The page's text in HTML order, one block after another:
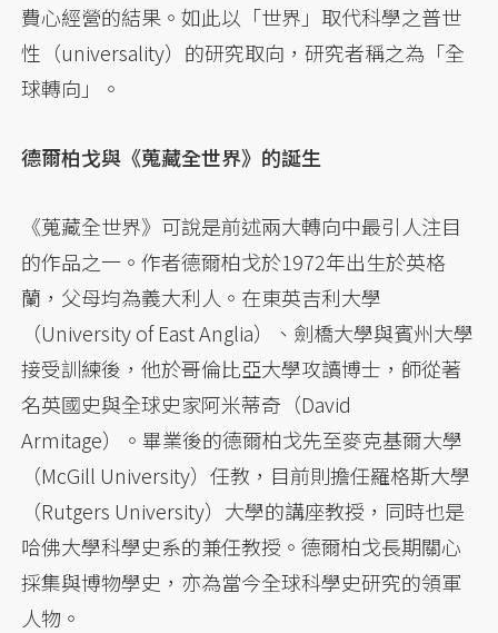
費心經營的結果。如此以「世界」取代科學之普世
性（universality）的研究取向，研究者稱之為「全
球轉向」。
德爾柏戈與《蒐藏全世界》的誕生
《蒐藏全世界》可說是前述兩大轉向中最引人注目
的作品之一。作者德爾柏戈於1972年出生於英格
蘭，父母均為義大利人。在東英吉利大學
（University of East Anglia）、劍橋大學與賓州大學
接受訓練後，他於哥倫比亞大學攻讀博士，師從著
名英國史與全球史家阿米蒂奇（David
Armitage）。畢業後的德爾柏戈先至麥克基爾大學
（McGill University）任教，目前則擔任羅格斯大學
（Rutgers University）大學的講座教授，同時也是
哈佛大學科學史系的兼任教授。德爾柏戈長期關心
採集與博物學史，亦為當今全球科學史研究的領軍
人物。